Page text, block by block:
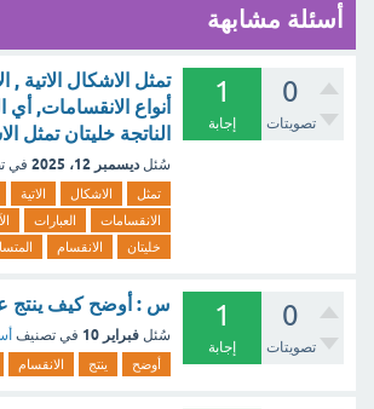
أسئلة مشابهة
0
تصويتات
1
إجابة
تمثل الاشكال الاتية ,
الناتجة خليتان تمثل
سُئل ديسمبر 12، 2025 في
تمثل الاشكال الاتية
الانقسامات
العبارات
خليتان
الانقسام
0
تصويتات
1
إجابة
س : أوضح كيف ينتج عن
سُئل فبراير 10 في تصنيف
أوضح ينتج الانقسام